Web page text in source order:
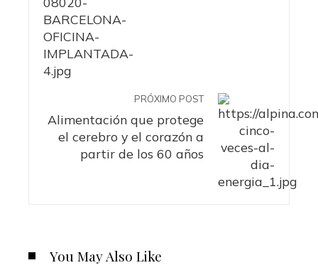
PRÓXIMO POST
Alimentación que protege
el cerebro y el corazón a
partir de los 60 años
You May Also Like